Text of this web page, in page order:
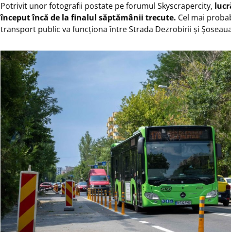
Potrivit unor fotografii postate pe forumul Skyscrapercity,
început încă de la finalul săptămânii trecute. Cel mai
transport public va funcționa între Strada Dezrobirii și